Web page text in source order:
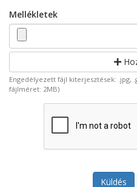
Mellékletek
Engedélyezett fájl kiterjesztések: .jpg,
fájlméret: 2MB)